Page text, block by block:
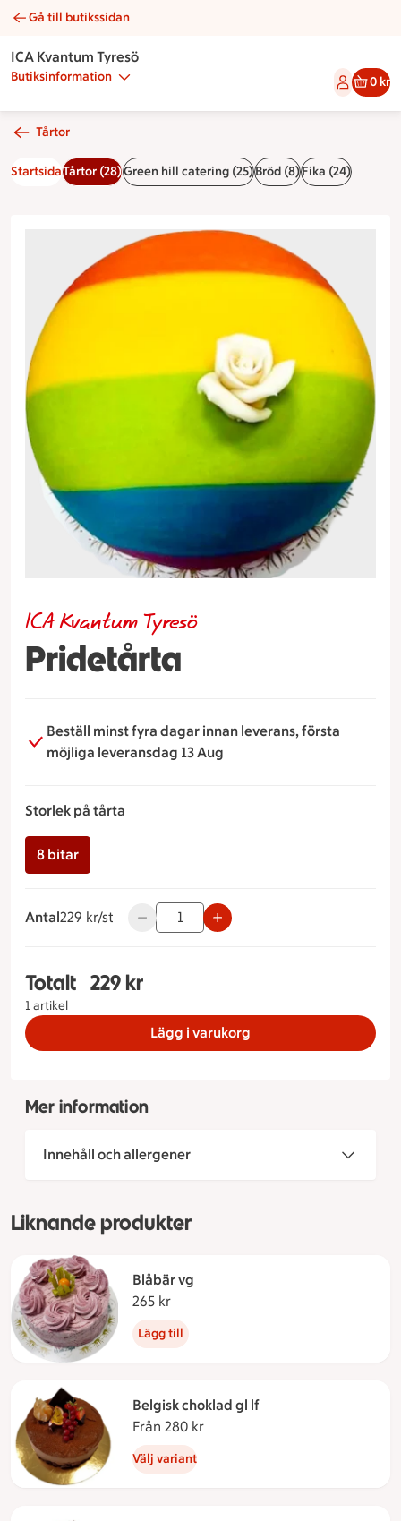
Pridetårta | Catering ICA Kvantum Tyresö
Gå till butikssidan
ICA Kvantum Tyresö
Butiksinformation 0 kr
Tårtor
StartsidaTårtor (28)Green hill catering (25)Bröd (8)Fika (24)
Pridetårta
ICA Kvantum Tyresö
Beställ minst fyra dagar innan leverans, första
möjliga leveransdag 13 Aug
Storlek på tårta
8 bitar
Antal
229 kronor styck
229 kr/st Använd knapparna för att minska eller
Totalt
1 artikel
Totalt 1 stycken Pridetårta Storlek på tårta 8
229 kr
Lägg i varukorg
Mer information
Innehåll och allergener
Liknande produkter
Blåbär vg
265 kr
Lägg till
Belgisk choklad gl lf
Från 280 kr
Välj variant